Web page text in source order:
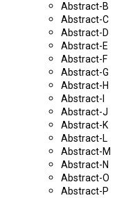
Abstract-B
Abstract-C
Abstract-D
Abstract-E
Abstract-F
Abstract-G
Abstract-H
Abstract-I
Abstract-J
Abstract-K
Abstract-L
Abstract-M
Abstract-N
Abstract-O
Abstract-P